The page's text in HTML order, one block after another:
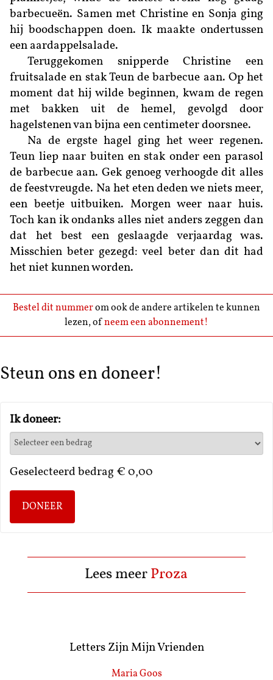
barbecueën. Samen met Christine en Sonja ging
hij boodschappen doen. Ik maakte ondertussen
een aardappelsalade.
Teruggekomen snipperde Christine een
fruitsalade en stak Teun de barbecue aan. Op het
moment dat hij wilde beginnen, kwam de regen
met bakken uit de hemel, gevolgd door
hagelstenen van bijna een centimeter doorsnee.
Na de ergste hagel ging het weer regenen.
Teun liep naar buiten en stak onder een parasol
de barbecue aan. Gek genoeg verhoogde dit alles
de feestvreugde. Na het eten deden we niets meer,
een beetje uitbuiken. Morgen weer naar huis.
Toch kan ik ondanks alles niet anders zeggen dan
dat het best een geslaagde verjaardag was.
Misschien beter gezegd: veel beter dan dit had
het niet kunnen worden.
Bestel dit nummerom ook de andere artikelen te kunnen
lezen, ofneem een abonnement!
Steun ons en doneer!
Ik doneer:
Geselecteerd bedrag € 0,00
DONEER
Lees meer Proza
Letters Zijn Mijn Vrienden
Maria Goos